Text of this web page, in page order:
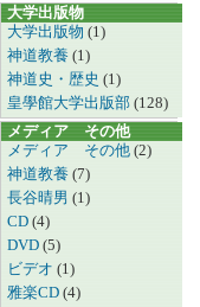
大学出版物
大学出版物 (1)
神道教養 (1)
神道史・歴史 (1)
皇學館大学出版部 (128)
メディア その他
メディア その他 (2)
神道教養 (7)
長谷晴男 (1)
CD (4)
DVD (5)
ビデオ (1)
雅楽CD (4)